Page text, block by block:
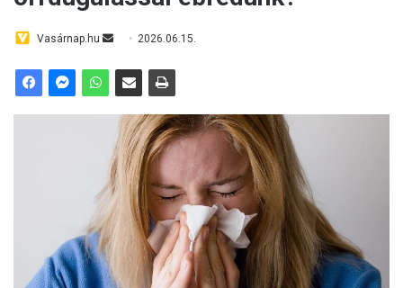
Vasárnap.hu
n
e
m
a
i
2026.06.15.